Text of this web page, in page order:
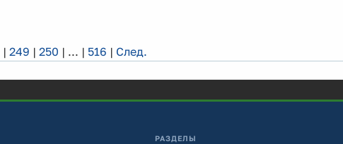
| 249 | 250 | ... | 516 | След.
РАЗДЕЛЫ